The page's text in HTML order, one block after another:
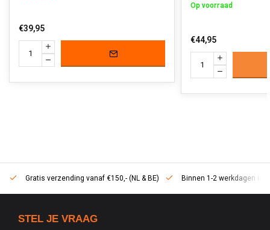
€39,95
Op voorraad
€44,95
Gratis verzending vanaf €150,- (NL & BE) Binnen 1-2 werkdagen in
STEL JE VRAAG